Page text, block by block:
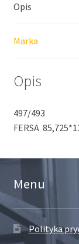
Opis
Marka
Opis
497/493
FERSA
Menu
Polityka